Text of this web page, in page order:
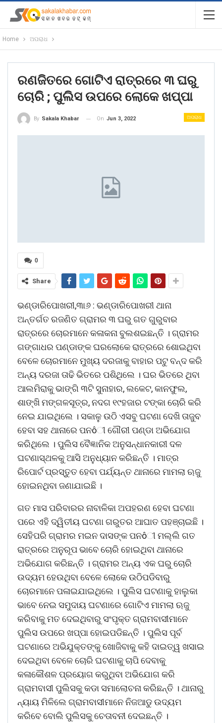
Home ଅପରାଧ
ରଣଜିତରେ ଗୋଟିଏ ରାତ୍ରରେ ୩ ଘରୁ
ଚୋରି ; ପୁଲିସ ଉପରେ ଲୋକେ ଖପ୍ପା
ଅପରାଧ
By Sakala Khabar On Jun 3, 2022
0
Share
ଭଣ୍ଡାରିପୋଖରୀ,୩ା୬ : ଭଣ୍ଡାରିପୋଖରୀ ଥାନା
ଅନ୍ତର୍ଗତ ରଜଣିତ ଗ୍ରାମର ୩ ଘରୁ ଗତ ଗୁରୁବାର
ରାତ୍ରରେ ଚୋରମାନେ କଳାକନା ବୁଲଶଇଛନ୍ତି । ଗ୍ରାମର
ଗଙ୍ଗାଧର ପଣ୍ଡାଙ୍କ ଘରଲୋକେ ରାତ୍ରରେ ଶୋଇଥିବା
ବେଳେ ଚୋରମାନେ ମୁଖ୍ୟ ଦରଜାକୁ ବାହାର ପଟୁ ବନ୍ଦ କରି
ଅନ୍ୟ ଦରଜା ତାଢି ଭିତରେ ପଶିଥିଲେ । ଘର ଭିତରେ ଥିବା
ଆଲମିରାକୁ ଭାଙ୍ଗି ୩ଟି ସୁନାହାର, ଲକେଟ, କାନଫୁଲ,
ଶାଙ୍ଖି ମଙ୍ଗଳସୂତ୍ର, ନଦଗ ୧୯ହଜାର ଟଙ୍କା ଚୋରି କରି
ନେଇ ଯାଇଥିଲେ । ସକାଳୁ ଉଠି ଏସବୁ ଘଟଣା ଦେଖି ତାଜୁବ
ହେବା ସହ ଥାନାରେ ପନôୀ ଗୌରୀ ପଣ୍ଡା ଅଭିଯୋଗ
କରିଥିଲେ । ପୁଲିସ ବୈଜ୍ଞାନିକ ଅନୁସନ୍ଧାନକାରୀ ଦଳ
ଘଟଣାସ୍ଥଳକୁ ଆସି ଅନୁଧ୍ୟାନ କରିଛନ୍ତି । ମାତ୍ର
ରିପୋର୍ଟ ପ୍ରସ୍ତୁତ ହେବା ପର୍ଯ୍ୟନ୍ତ ଥାନାରେ ମାମଲା ଋଜୁ
ହୋଇନଥିବା ଜଣାଯାଇଛି ।
ଗତ ମାସ ପରିବାରର ନାବାଳିକା ଅପହରଣ ହେବା ଘଟଣା
ପରେ ଏହି ଦ୍ୱିତୀୟ ଘଟଣା ଗରୁତର ଆଘାତ ପହଞ୍ଚାଇଛି ।
ସେହିପରି ଗ୍ରାମର ମଇନ ଦାସଙ୍କ ପନôୀ ମଲ୍ଲି ଗତ
ରାତ୍ରରେ ଅନୁରୂପ ଭାବେ ଚୋରି ହୋଇଥିବା ଥାନାରେ
ଅଭିଯୋଗ କରିଛନ୍ତି । ଗ୍ରାମର ଅନ୍ୟ ଏକ ଘରୁ ଚୋରି
ଉଦ୍ୟମ ହେଉଥିବା ବେଳେ ଲୋକେ ଉଠିପଡିବାରୁ
ଚୋରମାନେ ପଳାଇଯାଇଥିଲେ । ପୁଲିସ ଘଟଣାକୁ ହାଲୁକା
ଭାବେ ନେଇ ସମୁଦାୟ ଘଟଣାରେ ଗୋଟିଏ ମାମଲା ଋଜୁ
କରିବାକୁ ମତ ଦେଇଥିବାରୁ ସଂପୃକ୍ତ ଗ୍ରାମବାସୀମାନେ
ପୁଲିସ ଉପରେ ଖପ୍ପା ହୋଇପଡିଛନ୍ତି । ପୁଲିସ ପୂର୍ବ
ଘଟଣାରେ ଅଭିଯୁକ୍ତଙ୍କୁ ଖୋଜିବାକୁ କହି ଦାଇତ୍ୱ ଖସାଇ
ଦେଇଥିବା ବେଳେ ଚୋରି ଘଟଣାକୁ ଚାପି ଦେବାକୁ
କଳାକୌଶଳ ପ୍ରୟୋଗ କରୁଥିବା ଅଭିଯୋଗ କରି
ଗ୍ରାମବାସୀ ପୁଲିସକୁ କଡା ସମାଲୋଚନା କରିଛନ୍ତି । ଥାନାରୁ
ନ୍ୟାୟ ମିଳିଲେ ଗ୍ରାମବାସୀମାନେ ନିଜଆଡୁ ଉଦ୍ୟମ
କରିବେ ବୋଲି ପୁଲିସକୁ ଚେତାବନୀ ଦେଇଛନ୍ତି ।